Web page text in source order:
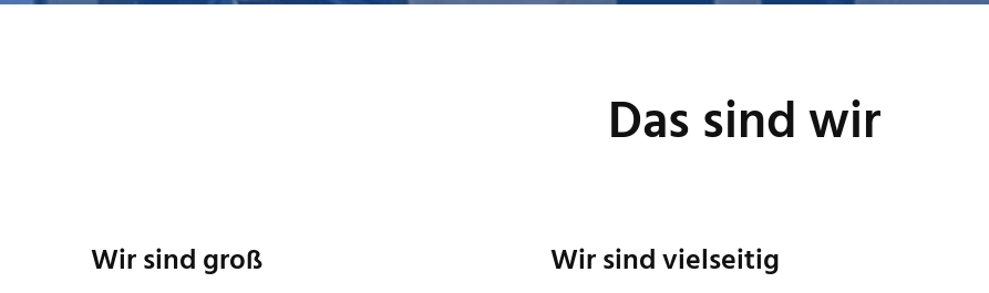
Das sind wir
Wir sind groß Wir sind vielseitig